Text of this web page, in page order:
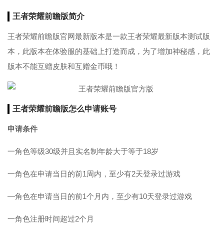
王者荣耀前瞻版简介
王者荣耀前瞻版官网最新版本是一款王者荣耀最新版本测试版
本，此版本在体验服的基础上打造而成，为了增加神秘感，此
版本不能互赠皮肤和互赠金币哦！
王者荣耀前瞻版怎么申请账号
申请条件
一角色等级30级并且实名制年龄大于等于18岁
一角色在申请当日的前1周内，至少有2天登录过游戏
—角色在申请当日的前1个月内，至少有10天登录过游戏
一角色注册时间超过2个月